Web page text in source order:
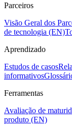
Parceiros
Visão Geral dos
de tecnologia (EN)
Aprendizado
Estudos de casos
informativos
Ferramentas
Avaliação de
produto (EN)